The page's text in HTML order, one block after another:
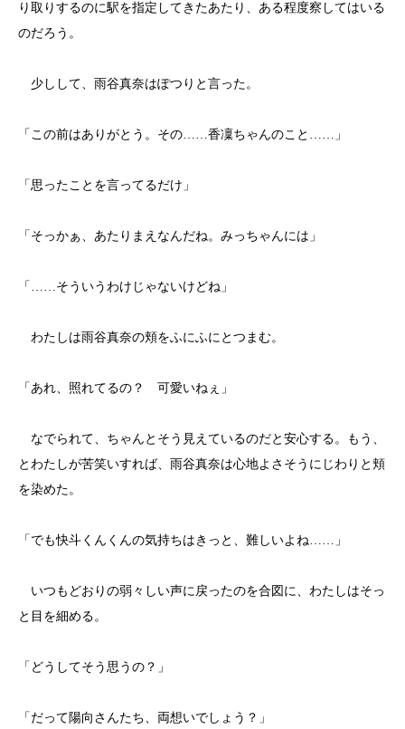
り取りするのに駅を指定してきたあたり、ある程度察してはいる
のだろう。
少しして、雨谷真奈はぽつりと言った。
「この前はありがとう。その……香凜ちゃんのこと……」
「思ったことを言ってるだけ」
「そっかぁ、あたりまえなんだね。みっちゃんには」
「……そういうわけじゃないけどね」
わたしは雨谷真奈の頬をふにふにとつまむ。
「あれ、照れてるの？ 可愛いねぇ」
なでられて、ちゃんとそう見えているのだと安心する。もう、
とわたしが苦笑いすれば、雨谷真奈は心地よさそうにじわりと頬
を染めた。
「でも快斗くんくんの気持ちはきっと、難しいよね……」
いつもどおりの弱々しい声に戻ったのを合図に、わたしはそっ
と目を細める。
「どうしてそう思うの？」
「だって陽向さんたち、両想いでしょう？」